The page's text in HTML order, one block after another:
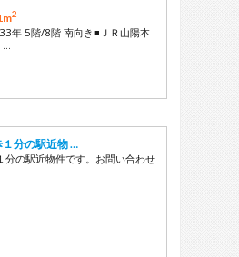
2
年 5階/8階 南向き■ＪＲ山陽本
…
１分の駅近物 …
分の駅近物件です。お問い合わせ